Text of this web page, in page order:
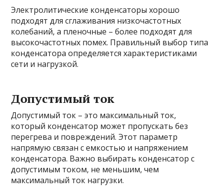
Электролитические конденсаторы хорошо
подходят для сглаживания низкочастотных
колебаний, а пленочные – более подходят для
высокочастотных помех. Правильный выбор типа
конденсатора определяется характеристиками
сети и нагрузкой.
Допустимый ток
Допустимый ток – это максимальный ток,
который конденсатор может пропускать без
перегрева и повреждений. Этот параметр
напрямую связан с емкостью и напряжением
конденсатора. Важно выбирать конденсатор с
допустимым током, не меньшим, чем
максимальный ток нагрузки.